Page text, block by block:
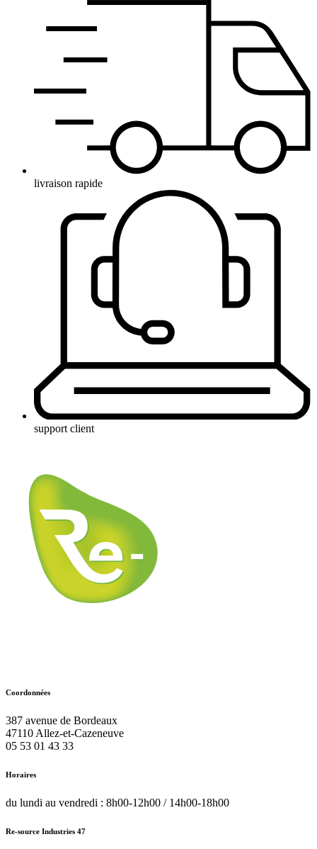
livraison rapide
support client
Coordonnées
387 avenue de Bordeaux
47110 Allez-et-Cazeneuve
05 53 01 43 33
Horaires
du lundi au vendredi : 8h00-12h00 / 14h00-18h00
Re-source Industries 47